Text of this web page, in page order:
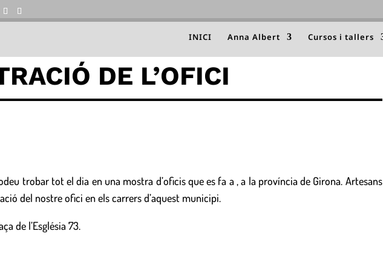
INICI Anna Albert Cursos i tallers
DE L’OFICI
trobar tot el dia en una mostra d’oficis que es fa a , a la província de Girona. Artesans
del nostre ofici en els carrers d’aquest municipi.
de l’Església 73.